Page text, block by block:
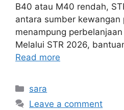
B40 atau M40 rendah,
antara sumber kewangan
menampung
Melalui STR 2026,
Read more
Categories
sara
Leave a comment